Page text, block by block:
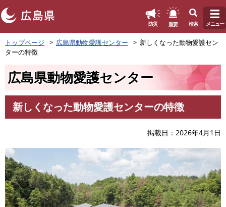
ペ
ー
ジ
。
防災 重要 検索 メニュー
トップページ 広島県動物愛護センター
新しくなった動物愛護セン
ターの特徴
広島県動物愛護センター
文
新しくなった動物愛護センターの特徴
掲載日 2026年4月1日